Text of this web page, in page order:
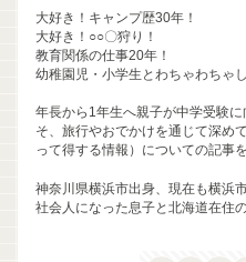
大好き！キャンプ歴30年！
大好き！○○〇狩り！
教育関係の仕事20年！
幼稚園児・小学生とわちゃわちゃ
年長から1年生へ親子が中学受験
そ、旅行やおでかけを通じて深め
って得する情報）についての記事
神奈川県横浜市出身、現在も横浜市
社会人になった息子と北海道在住